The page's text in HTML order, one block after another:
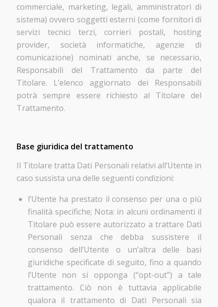
commerciale, marketing, legali, amministratori di
sistema) ovvero soggetti esterni (come fornitori di
servizi tecnici terzi, corrieri postali, hosting
provider, società informatiche, agenzie di
comunicazione) nominati anche, se necessario,
Responsabili del Trattamento da parte del
Titolare. L’elenco aggiornato dei Responsabili
potrà sempre essere richiesto al Titolare del
Trattamento.
Base giuridica del trattamento
Il Titolare tratta Dati Personali relativi all’Utente in
caso sussista una delle seguenti condizioni:
l’Utente ha prestato il consenso per una o più
finalità specifiche; Nota: in alcuni ordinamenti il
Titolare può essere autorizzato a trattare Dati
Personali senza che debba sussistere il
consenso dell’Utente o un’altra delle basi
giuridiche specificate di seguito, fino a quando
l’Utente non si opponga (“opt-out”) a tale
trattamento. Ciò non è tuttavia applicabile
qualora il trattamento di Dati Personali sia